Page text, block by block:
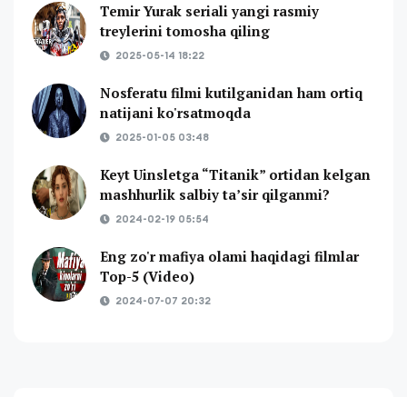
Temir Yurak seriali yangi rasmiy
treylerini tomosha qiling
2025-05-14 18:22
Nosferatu filmi kutilganidan ham ortiq
natijani ko'rsatmoqda
2025-01-05 03:48
Keyt Uinsletga “Titanik” ortidan kelgan
mashhurlik salbiy ta’sir qilganmi?
2024-02-19 05:54
Eng zo'r mafiya olami haqidagi filmlar
Top-5 (Video)
2024-07-07 20:32